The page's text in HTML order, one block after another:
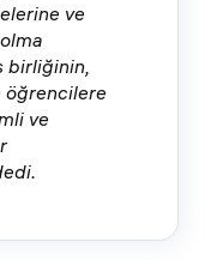
ve
birliğinin,
öğrencilere
ve